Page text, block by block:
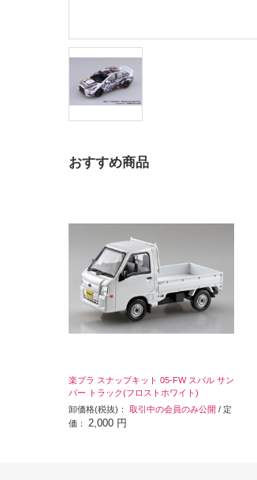
おすすめ商品
楽プラ スナップキット 05-FW スバル サン
バー トラック(フロストホワイト)
卸価格(税抜)： 取引中の会員のみ公開 / 定
価： 2,000 円